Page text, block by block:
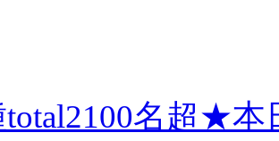
total2100名超★本